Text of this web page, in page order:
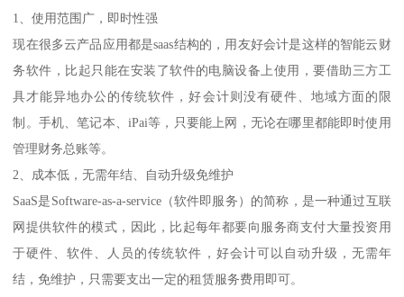
1、使用范围广，即时性强
现在很多云产品应用都是saas结构的，用友好会计是这样的智能云财
务软件，比起只能在安装了软件的电脑设备上使用，要借助三方工
具才能异地办公的传统软件，好会计则没有硬件、地域方面的限
制。手机、笔记本、iPai等，只要能上网，无论在哪里都能即时使用
管理财务总账等。
2、成本低，无需年结、自动升级免维护
SaaS是Software-as-a-service（软件即服务）的简称，是一种通过互联
网提供软件的模式，因此，比起每年都要向服务商支付大量投资用
于硬件、软件、人员的传统软件，好会计可以自动升级，无需年
结，免维护，只需要支出一定的租赁服务费用即可。